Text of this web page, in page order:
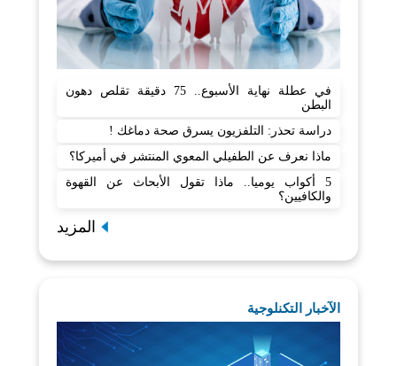
في عطلة نهاية الأسبوع.. 75 دقيقة تقلص دهون
البطن
دراسة تحذر: التلفزيون يسرق صحة دماغك !
ماذا نعرف عن الطفيلي المعوي المنتشر في أميركا؟
5 أكواب يوميا.. ماذا تقول الأبحاث عن القهوة
والكافيين؟
المزيد
الآخبار التكنلوجية